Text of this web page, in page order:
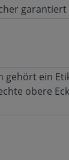
gehört ein
obere